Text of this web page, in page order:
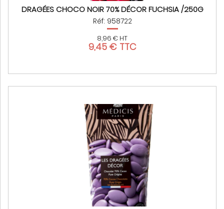
DRAGÉES CHOCO NOIR 70% DÉCOR FUCHSIA /250G
Réf: 958722
8,96 € HT
9,45 € TTC